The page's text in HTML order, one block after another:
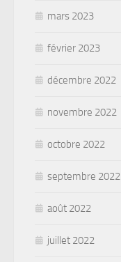
mars 2023
février 2023
décembre 2022
novembre 2022
octobre 2022
septembre 2022
août 2022
juillet 2022